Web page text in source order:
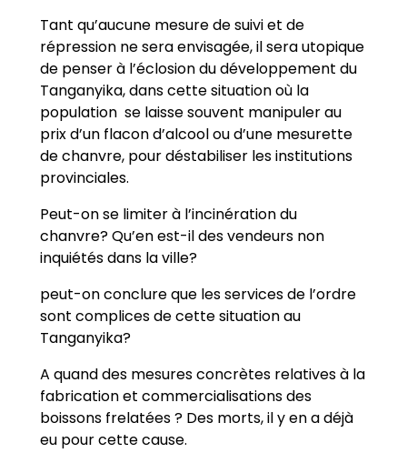
Tant qu’aucune mesure de suivi et de
répression ne sera envisagée, il sera utopique
de penser à l’éclosion du développement du
Tanganyika, dans cette situation où la
population se laisse souvent manipuler au
prix d’un flacon d’alcool ou d’une mesurette
de chanvre, pour déstabiliser les institutions
provinciales.
Peut-on se limiter à l’incinération du
chanvre? Qu’en est-il des vendeurs non
inquiétés dans la ville?
peut-on conclure que les services de l’ordre
sont complices de cette situation au
Tanganyika?
A quand des mesures concrètes relatives à la
fabrication et commercialisations des
boissons frelatées ? Des morts, il y en a déjà
eu pour cette cause.